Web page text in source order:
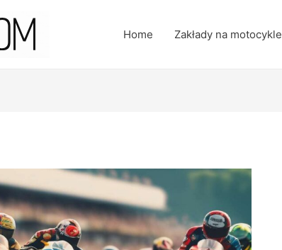
Home Zakłady na motocykle